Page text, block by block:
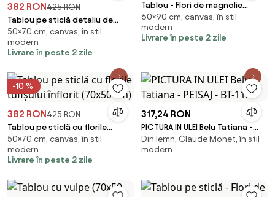
382 RON425 RON
Tablou pe sticlă detaliu de
floare de trandafir (70x50 cm)
50×70 cm, canvas, în stil
modern
Livrare în peste 2 zile
Tablou - Flori de magnolie
(90x60 cm)
60×90 cm, canvas, în stil
modern
Livrare în peste 2 zile
-10 %
382 RON425 RON
Tablou pe sticlă cu florile
tufișului înflorit (70x50 cm)
50×70 cm, canvas, în stil
modern
Livrare în peste 2 zile
317,24 RON
PICTURA IN ULEI Belu Tatiana -
PEISAJ - BT-112
Din lemn, Claude Monet, în stil
modern